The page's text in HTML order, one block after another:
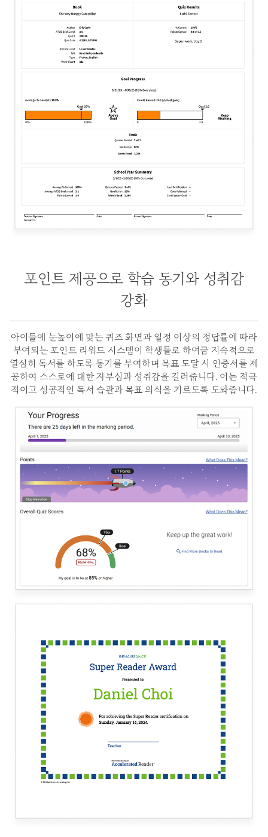
포인트 제공으로 학습 동기와 성취감
강화
아이들에 눈높이에 맞는 퀴즈 화면과 일정 이상의 정답률에 따라
부여되는 포인트 리워드 시스템이학생들로 하여금 지속적으로
열심히 독서를 하도록 동기를 부여하며 목표 도달 시 인증서를 제
공하여 스스로에 대한 자부심과 성취감을 길러줍니다. 이는 적극
적이고 성공적인 독서 습관과목표 의식을 기르도록 도와줍니다.